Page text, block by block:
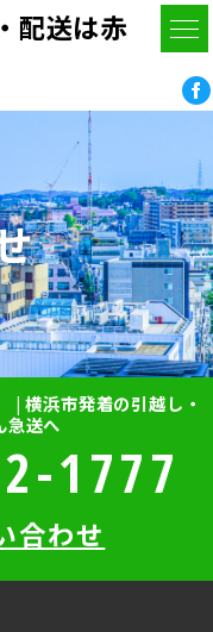
配送は赤
| 横浜市発着の引越し・
急送へ
1777
合わせ